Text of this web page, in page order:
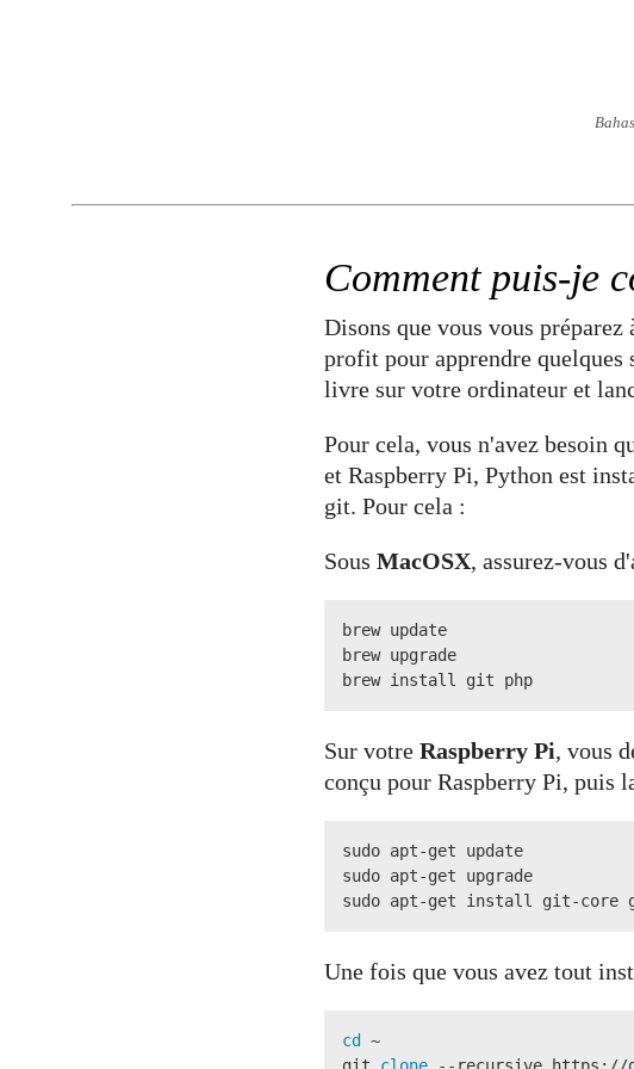
Comment puis-je
Disons que vous vous
profit pour apprendre quelques
livre sur votre ordinateur et
Pour cela, vous n'avez besoin
et Raspberry Pi, Python est
git. Pour cela :
Sous MacOSX, assurez-vous
brew update
brew upgrade
brew install git php
Sur votre Raspberry Pi, vous
conçu pour Raspberry Pi, puis
sudo apt-get update
sudo apt-get upgrade
sudo apt-get install git-core
Une fois que vous avez tout
cd
~